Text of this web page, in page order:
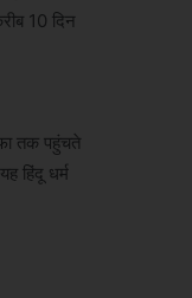
10 दिन
तक पहुंचते
हिंदू धर्म